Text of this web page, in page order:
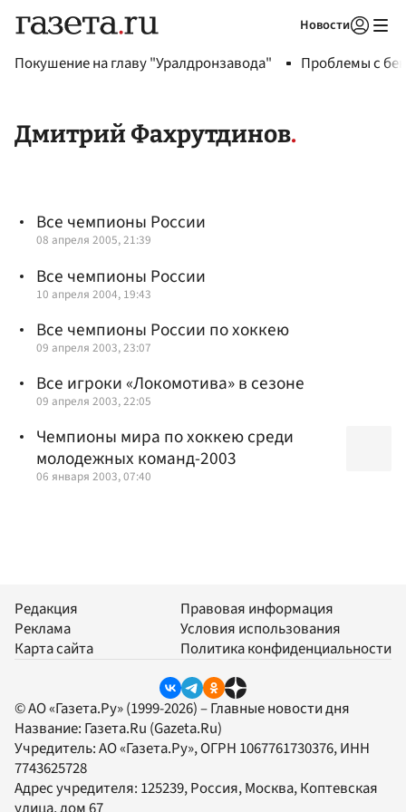
Новости
Покушение на главу "Уралдронзавода" Проблемы с
Дмитрий Фахрутдинов
Все чемпионы России
08 апреля 2005, 21:39
Все чемпионы России
10 апреля 2004, 19:43
Все чемпионы России по хоккею
09 апреля 2003, 23:07
Все игроки «Локомотива» в сезоне
09 апреля 2003, 22:05
Чемпионы мира по хоккею среди
молодежных команд-2003
06 января 2003, 07:40
Редакция
Реклама
Карта сайта
Правовая информация
Условия использования
Политика конфиденциальности
© АО «Газета.Ру» (1999-2026) – Главные новости дня
Название: Газета.Ru (Gazeta.Ru)
Учредитель:АО «Газета.Ру», ОГРН 1067761730376, ИНН
7743625728
Адрес учредителя: 125239, Россия, Москва, Коптевская